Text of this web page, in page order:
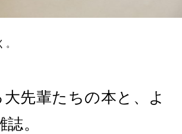
先輩たちの本と、よ
。